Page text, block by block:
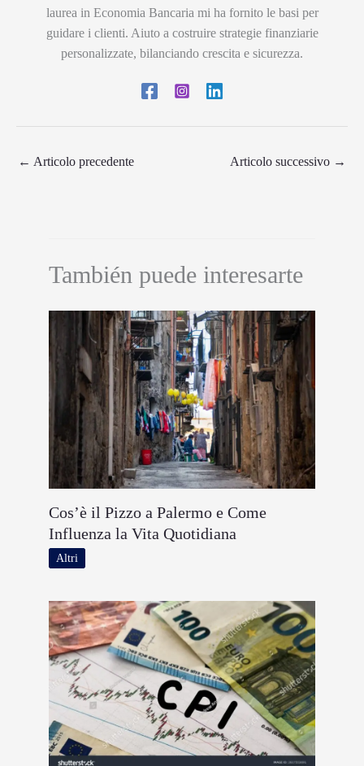
laurea in Economia Bancaria mi ha fornito le basi per
guidare i clienti. Aiuto a costruire strategie finanziarie
personalizzate, bilanciando crescita e sicurezza.
← Articolo precedente Articolo successivo →
También puede interesarte
Cos’è il Pizzo a Palermo e Come
Influenza la Vita Quotidiana
Altri